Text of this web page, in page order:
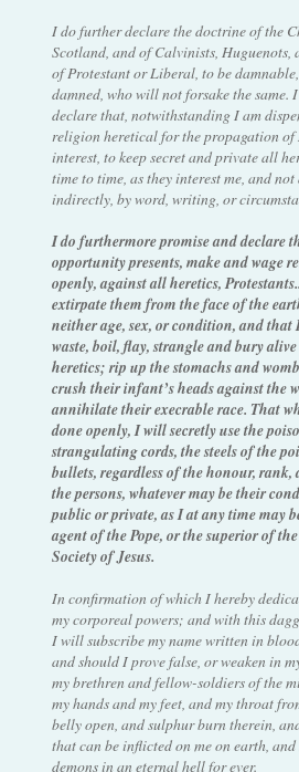
I do further declare the doctrine of the
Scotland, and of Calvinists, Huguenots,
of Protestant or Liberal, to be
damned, who will not forsake the same.
declare that, notwithstanding I am
religion heretical for the propagation of
interest, to keep secret and private all
time to time, as they interest me, and
indirectly, by word, writing, or
I do furthermore promise and declare
opportunity presents, make and wage
openly, against all heretics,
extirpate them from the face of the
neither age, sex, or condition, and
waste, boil, flay, strangle and bury
heretics; rip up the stomachs and
crush their infant’s heads against the
annihilate their execrable race. That
done openly, I will secretly use the
strangulating cords, the steels of the
bullets, regardless of the honour,
the persons, whatever may be their
public or private, as I at any time may
agent of the Pope, or the superior of
Society of Jesus.
In confirmation of which I hereby
my corporeal powers; and with this
I will subscribe my name written in
and should I prove false, or weaken in
my brethren and fellow-soldiers of the
my hands and my feet, and my throat
belly open, and sulphur burn therein,
that can be inflicted on me on earth,
demons in an eternal hell for ever.